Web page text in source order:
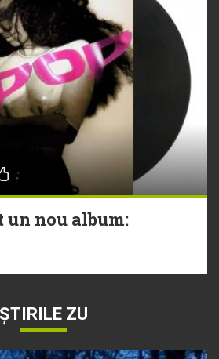
nou album:
ȘTIRILE ZU